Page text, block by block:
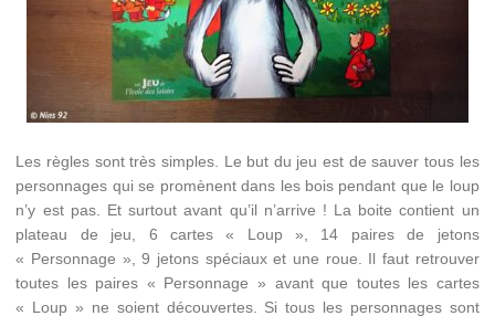
Les règles sont très simples. Le but du jeu est de sauver tous les
personnages qui se promènent dans les bois pendant que le loup
n’y est pas. Et surtout avant qu’il n’arrive ! La boite contient un
plateau de jeu, 6 cartes « Loup », 14 paires de jetons
« Personnage », 9 jetons spéciaux et une roue. Il faut retrouver
toutes les paires « Personnage » avant que toutes les cartes
« Loup » ne soient découvertes. Si tous les personnages sont